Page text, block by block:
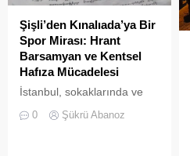
Şişli’den Kınalıada’ya Bir
Spor Mirası: Hrant
Barsamyan ve Kentsel
Hafıza Mücadelesi
İstanbul, sokaklarında ve
yüzyıllardır biriktirdiği çok
0 Şükrü Abanoz